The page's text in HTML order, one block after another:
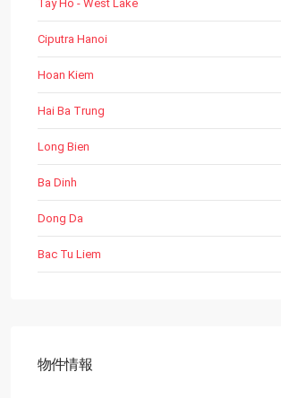
Tay Ho - West Lake
Ciputra Hanoi
Hoan Kiem
Hai Ba Trung
Long Bien
Ba Dinh
Dong Da
Bac Tu Liem
物件情報